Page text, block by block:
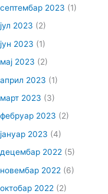
септембар 2023 (1)
јул 2023 (2)
јун 2023 (1)
мај 2023 (2)
април 2023 (1)
март 2023 (3)
фебруар 2023 (2)
јануар 2023 (4)
децембар 2022 (5)
новембар 2022 (6)
октобар 2022 (2)